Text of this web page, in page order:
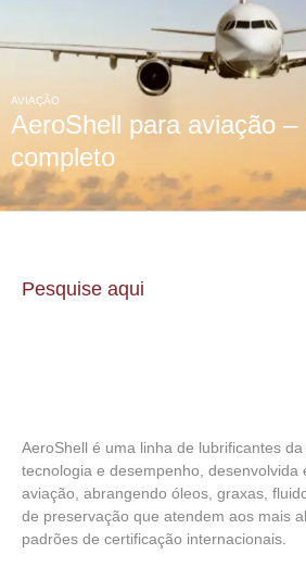
AVIAÇÃO
AeroShell para aviação –
completo
Pesquise aqui
AeroShell é uma linha de lubrificantes
tecnologia e desempenho, desenvolvida
aviação, abrangendo óleos, graxas,
de preservação que atendem aos mais
padrões de certificação internacionais.